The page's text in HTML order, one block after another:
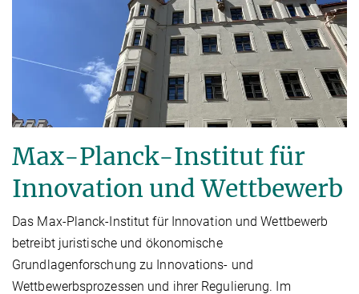
Max-Planck-Institut für
Innovation und Wettbewerb
Das Max-Planck-Institut für Innovation und Wettbewerb
betreibt juristische und ökonomische
Grundlagenforschung zu Innovations- und
Wettbewerbsprozessen und ihrer Regulierung. Im